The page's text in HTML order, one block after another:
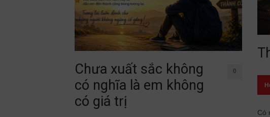
Chưa xuất sắc không
có nghĩa là em không
có giá trị
0
Có